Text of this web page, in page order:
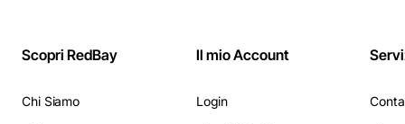
Scopri RedBay
Chi Siamo
Il mio Account
Login